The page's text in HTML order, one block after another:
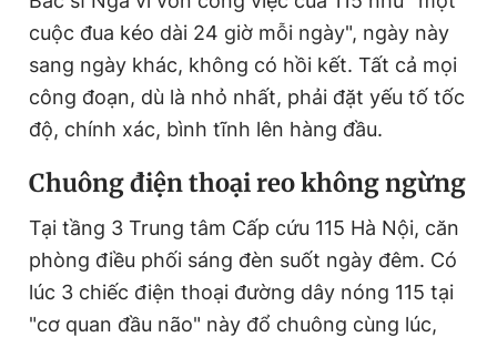
cuộc đua kéo dài 24 giờ mỗi ngày", ngày này
sang ngày khác, không có hồi kết. Tất cả mọi
công đoạn, dù là nhỏ nhất, phải đặt yếu tố tốc
độ, chính xác, bình tĩnh lên hàng đầu.
Chuông điện thoại reo không ngừng
Tại tầng 3 Trung tâm Cấp cứu 115 Hà Nội, căn
phòng điều phối sáng đèn suốt ngày đêm. Có
lúc 3 chiếc điện thoại đường dây nóng 115 tại
"cơ quan đầu não" này đổ chuông cùng lúc,